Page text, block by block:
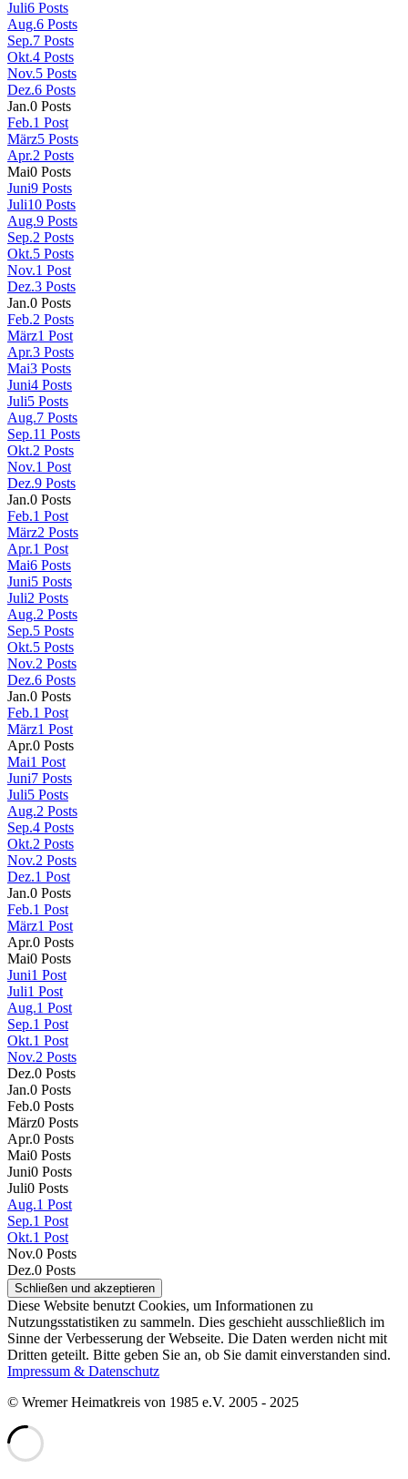
Juli6 Posts
Aug.6 Posts
Sep.7 Posts
Okt.4 Posts
Nov.5 Posts
Dez.6 Posts
Jan.0 Posts
Feb.1 Post
März5 Posts
Apr.2 Posts
Mai0 Posts
Juni9 Posts
Juli10 Posts
Aug.9 Posts
Sep.2 Posts
Okt.5 Posts
Nov.1 Post
Dez.3 Posts
Jan.0 Posts
Feb.2 Posts
März1 Post
Apr.3 Posts
Mai3 Posts
Juni4 Posts
Juli5 Posts
Aug.7 Posts
Sep.11 Posts
Okt.2 Posts
Nov.1 Post
Dez.9 Posts
Jan.0 Posts
Feb.1 Post
März2 Posts
Apr.1 Post
Mai6 Posts
Juni5 Posts
Juli2 Posts
Aug.2 Posts
Sep.5 Posts
Okt.5 Posts
Nov.2 Posts
Dez.6 Posts
Jan.0 Posts
Feb.1 Post
März1 Post
Apr.0 Posts
Mai1 Post
Juni7 Posts
Juli5 Posts
Aug.2 Posts
Sep.4 Posts
Okt.2 Posts
Nov.2 Posts
Dez.1 Post
Jan.0 Posts
Feb.1 Post
März1 Post
Apr.0 Posts
Mai0 Posts
Juni1 Post
Juli1 Post
Aug.1 Post
Sep.1 Post
Okt.1 Post
Nov.2 Posts
Dez.0 Posts
Jan.0 Posts
Feb.0 Posts
März0 Posts
Apr.0 Posts
Mai0 Posts
Juni0 Posts
Juli0 Posts
Aug.1 Post
Sep.1 Post
Okt.1 Post
Nov.0 Posts
Dez.0 Posts
Diese Website benutzt Cookies, um Informationen zu
Nutzungsstatistiken zu sammeln. Dies geschieht ausschließlich im
Sinne der Verbesserung der Webseite. Die Daten werden nicht mit
Dritten geteilt. Bitte geben Sie an, ob Sie damit einverstanden sind.
Impressum & Datenschutz
© Wremer Heimatkreis von 1985 e.V. 2005 - 2025